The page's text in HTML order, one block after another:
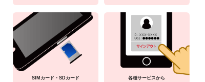
SIMカード・SDカード
各種サービスから